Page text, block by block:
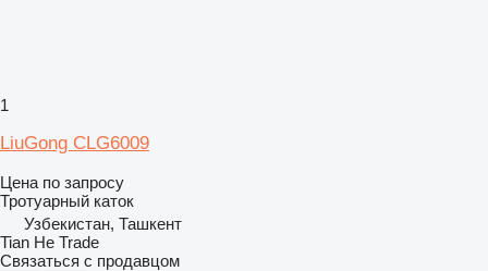
1
LiuGong CLG6009
Цена по запросу
Тротуарный каток
Узбекистан, Ташкент
Tian He Trade
Связаться с продавцом